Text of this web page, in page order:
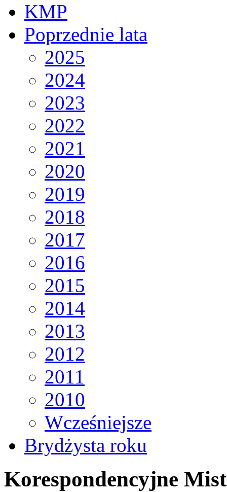
KMP
Poprzednie lata
2025
2024
2023
2022
2021
2020
2019
2018
2017
2016
2015
2014
2013
2012
2011
2010
Wcześniejsze
Brydżysta roku
Korespondencyjne